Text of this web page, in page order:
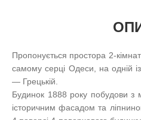
Пропонується простора 2-
самому серці Одеси, на одній
— Грецькій.
Будинок 1888 року побудови з
історичним фасадом та